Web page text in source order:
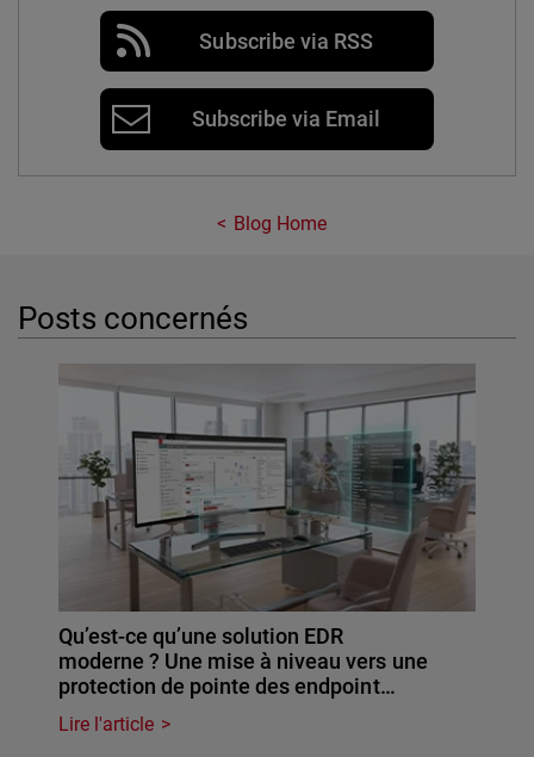
Subscribe via RSS
Subscribe via Email
Blog Home
Posts concernés
Qu’est-ce qu’une solution EDR
moderne ? Une mise à niveau vers une
protection de pointe des endpoint…
Lire l'article